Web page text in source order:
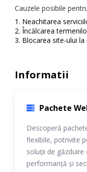
Cauzele posibile
Neachitarea
Încălcarea
Blocarea site-ului
Informatii
Pachete
Descoperă
flexibile, potrivite
soluții de
performanță și